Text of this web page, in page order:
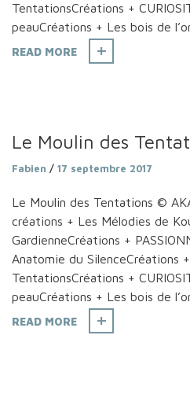
TentationsCréations +
peauCréations + Les bois de
READ MORE
Le Moulin des
Fabien / 17 septembre 2017
Le Moulin des Tentations ©
créations + Les Mélodies de
GardienneCréations +
Anatomie du SilenceCréations
TentationsCréations +
peauCréations + Les bois de
READ MORE